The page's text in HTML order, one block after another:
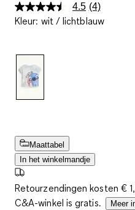
4.5 Lees
4
(4)
Kleur: wit / lichtblauw
Maattabel
In het winkelmandje
Retourzendingen kosten €
C&A-winkel is gratis.
Meer